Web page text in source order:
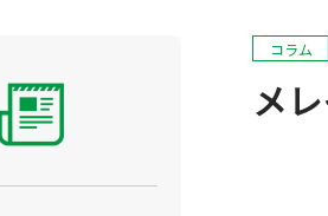
コラム
メ